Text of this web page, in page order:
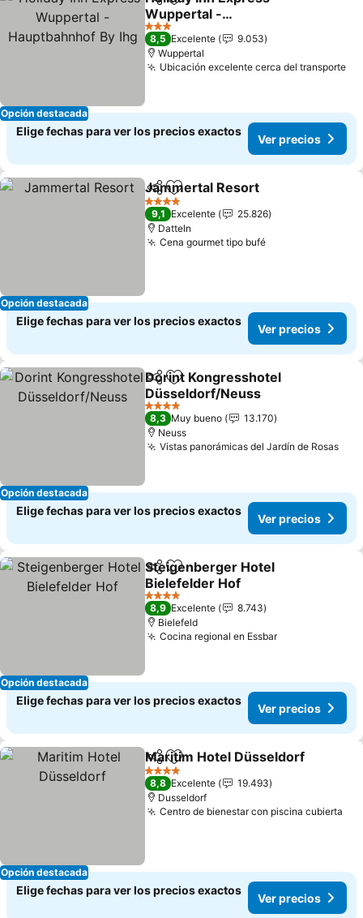
Opción destacada
CompartirAgregar a favoritos
Wuppertal -
Hauptbahnhof By Ihg
3 Estrellas
8,5 Excelente
9.053
Wuppertal
Ubicación excelente cerca del transporte
Elige fechas para ver los precios exactos
Ver precios
Opción destacada
CompartirAgregar a favoritos
Jammertal Resort
4 Estrellas
9,1 Excelente
25.826
Datteln
Cena gourmet tipo bufé
Elige fechas para ver los precios exactos
Ver precios
Opción destacada
CompartirAgregar a favoritos
Dorint Kongresshotel
Düsseldorf/Neuss
4 Estrellas
8,3 Muy bueno
13.170
Neuss
Vistas panorámicas del Jardín de Rosas
Elige fechas para ver los precios exactos
Ver precios
Opción destacada
CompartirAgregar a favoritos
Steigenberger Hotel
Bielefelder Hof
4 Estrellas
8,9 Excelente
8.743
Bielefeld
Cocina regional en Essbar
Elige fechas para ver los precios exactos
Ver precios
Opción destacada
CompartirAgregar a favoritos
Maritim Hotel Düsseldorf
4 Estrellas
8,8 Excelente
19.493
Dusseldorf
Centro de bienestar con piscina cubierta
Elige fechas para ver los precios exactos
Ver precios